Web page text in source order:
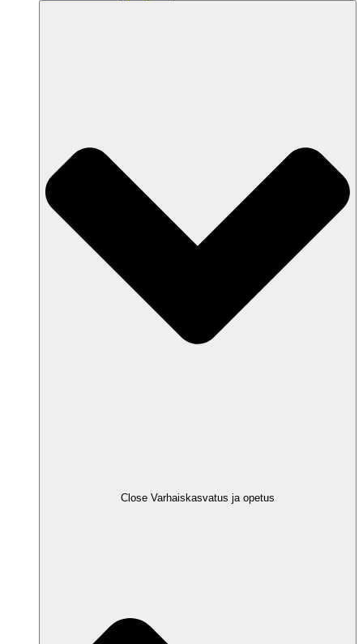
Close Varhaiskasvatus ja opetus